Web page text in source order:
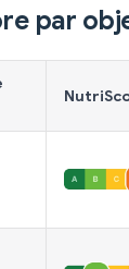
par